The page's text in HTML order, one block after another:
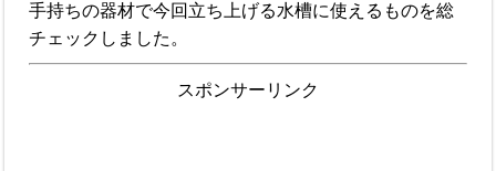
手持ちの器材で今回立ち上げる水槽に使えるものを総
チェックしました。
スポンサーリンク